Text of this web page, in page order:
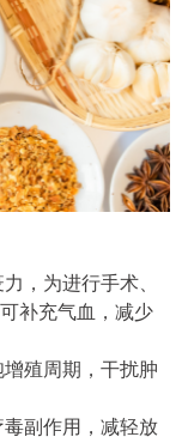
，为进行手术、
补充气血，减少
殖周期，干扰肿
副作用，减轻放